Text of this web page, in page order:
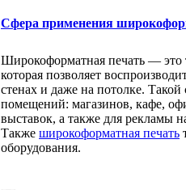
Сфера применения
Широкоформатная печать — это
которая позволяет
стенах и даже на потолке.
помещений: магазинов, кафе,
выставок, а также для рекламы
Также широкоформатная печать
оборудования.